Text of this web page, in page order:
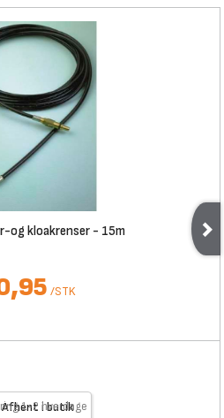
og kloakrenser - 15m
/STK
Afhent i butik
1-2 hverdage